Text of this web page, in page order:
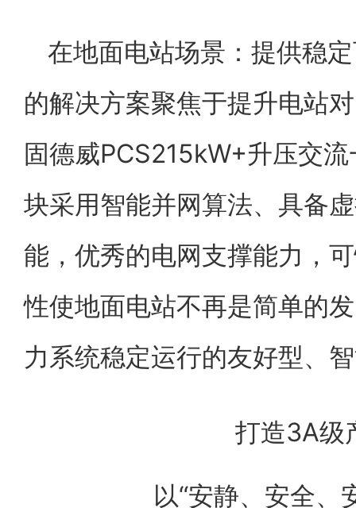
在地面电站场景：提供稳
的解决方案聚焦于提升电站
固德威PCS215kW+升压交
块采用智能并网算法、具备
能，优秀的电网支撑能力，
性使地面电站不再是简单的
力系统稳定运行的友好型、
打造3A级
以“安静、安全、